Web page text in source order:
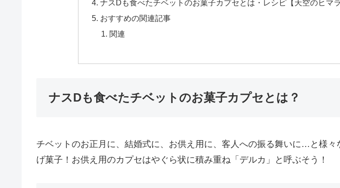
ナスDも食べたチベットのお菓子カプセとは・レシピ【天空のヒマラ
おすすめの関連記事
関連
ナスDも食べたチベットのお菓子カプセとは？
チベットのお正月に、結婚式に、お供え用に、客人への振る舞いに…と様々
げ菓子！お供え用のカプセはやぐら状に積み重ね「デルカ」と呼ぶそう！